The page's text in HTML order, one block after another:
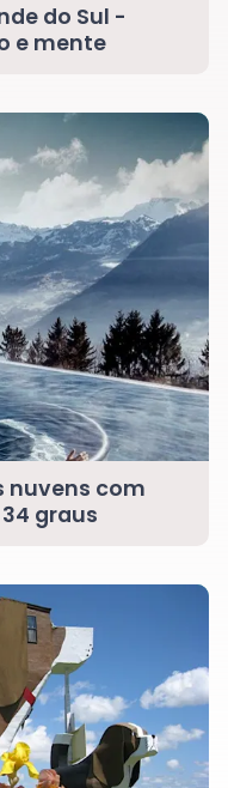
do Sul -
e mente
nuvens com
graus